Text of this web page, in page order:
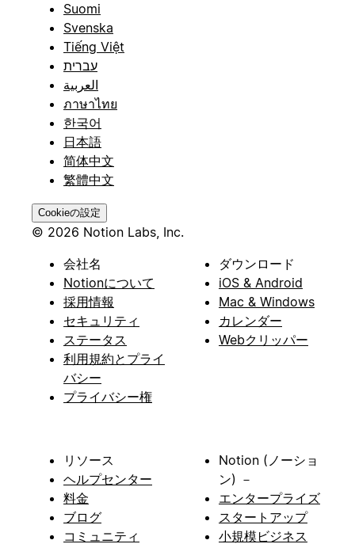
Suomi
Svenska
Tiếng Việt
עברית
العربية
ภาษาไทย
한국어
日本語
简体中文
繁體中文
Cookieの設定
© 2026 Notion Labs, Inc.
会社名
Notionについて
採用情報
セキュリティ
ステータス
利用規約とプライ
バシー
プライバシー権
ダウンロード
iOS & Android
Mac & Windows
カレンダー
Webクリッパー
リソース
ヘルプセンター
料金
ブログ
コミュニティ
Notion (ノーショ
ン) －
エンタープライズ
スタートアップ
小規模ビジネス